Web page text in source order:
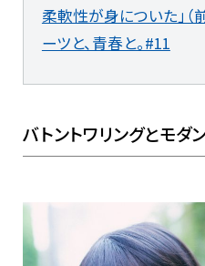
柔軟性が身についた」（
ーツと、青春と。#11
バトントワリングとモダ